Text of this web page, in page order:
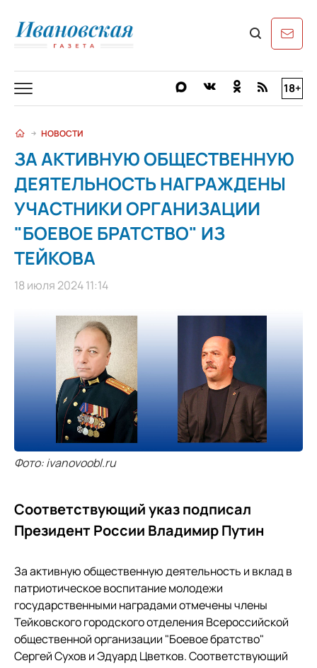
18+
НОВОСТИ
ЗА АКТИВНУЮ ОБЩЕСТВЕННУЮ
ДЕЯТЕЛЬНОСТЬ НАГРАЖДЕНЫ
УЧАСТНИКИ ОРГАНИЗАЦИИ
"БОЕВОЕ БРАТСТВО" ИЗ
ТЕЙКОВА
18 июля 2024 11:14
Фото: ivanovoobl.ru
Соответствующий указ подписал
Президент России Владимир Путин
За активную общественную деятельность и вклад в
патриотическое воспитание молодежи
государственными наградами отмечены члены
Тейковского городского отделения Всероссийской
общественной организации "Боевое братство"
Сергей Сухов и Эдуард Цветков. Соответствующий